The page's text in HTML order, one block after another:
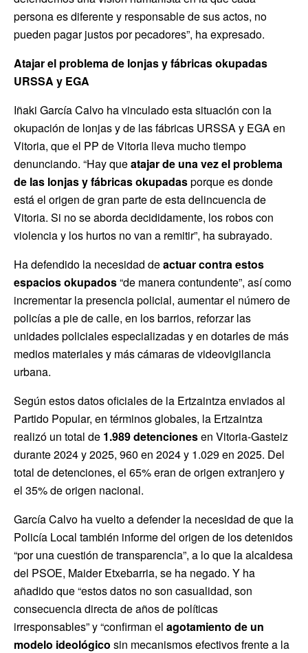
persona es diferente y responsable de sus actos, no
pueden pagar justos por pecadores”, ha expresado.
Atajar el problema de lonjas y fábricas okupadas
URSSA y EGA
Iñaki García Calvo ha vinculado esta situación con la
okupación de lonjas y de las fábricas URSSA y EGA en
Vitoria, que el PP de Vitoria lleva mucho tiempo
denunciando. “Hay queatajar de una vez el problema
de las lonjas y fábricas okupadasporque es donde
está el origen de gran parte de esta delincuencia de
Vitoria. Si no se aborda decididamente, los robos con
violencia y los hurtos no van a remitir”, ha subrayado.
Ha defendido la necesidad deactuar contra estos
espacios okupados“de manera contundente”, así como
incrementar la presencia policial, aumentar el número de
policías a pie de calle, en los barrios, reforzar las
unidades policiales especializadas y en dotarles de más
medios materiales y más cámaras de videovigilancia
urbana.
Según estos datos oficiales de la Ertzaintza enviados al
Partido Popular, en términos globales, la Ertzaintza
realizó un total de 1.989 detencionesen Vitoria-Gasteiz
durante 2024 y 2025, 960 en 2024 y 1.029 en 2025. Del
total de detenciones, el 65% eran de origen extranjero y
el 35% de origen nacional.
García Calvo ha vuelto a defender la necesidad de que la
Policía Local también informe del origen de los detenidos
“por una cuestión de transparencia”, a lo que la alcaldesa
del PSOE, Maider Etxebarria, se ha negado. Y ha
añadido que “estos datos no son casualidad, son
consecuencia directa de años de políticas
irresponsables” y “confirman el agotamiento de un
modelo ideológico sin mecanismos efectivos frente a la